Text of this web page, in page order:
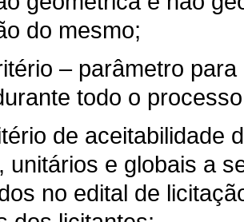
do mesmo;
– parâmetro
todo o
de aceitabilidade
unitários e globais a
no edital de